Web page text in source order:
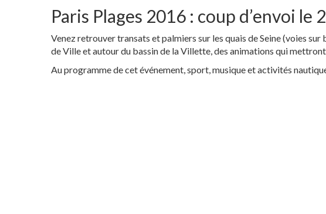
Paris Plages 2016 : coup d’envoi le
Venez retrouver transats et palmiers sur les quais de Seine (voies
de Ville et autour du bassin de la Villette, des animations qui
Au programme de cet événement, sport, musique et activités